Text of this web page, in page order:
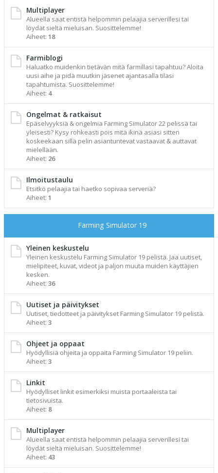
Multiplayer
Alueella saat entistä helpommin pelaajia serverillesi tai
löydät sieltä mieluisan. Suosittelemme!
Aiheet: 18
Farmiblogi
Haluatko muidenkin tietävän mitä farmillasi tapahtuu? Aloita
uusi aihe ja pidä muutkin jäsenet ajantasalla tilasi
tapahtumista. Suosittelemme!
Aiheet: 4
Ongelmat & ratkaisut
Epäselvyyksiä & ongelmia Farming Simulator 22 pelissä tai
yleisesti? Kysy rohkeasti pois mitä ikinä asiasi sitten
koskeekaan sillä pelin asiantuntevat vastaavat & auttavat
mielellään.
Aiheet: 26
Ilmoitustaulu
Etsitkö pelaajia tai haetko sopivaa serveriä?
Aiheet: 1
Farming Simulator 19
Yleinen keskustelu
Yleinen keskustelu Farming Simulator 19 pelistä. Jaa uutiset,
mielipiteet, kuvat, videot ja paljon muuta muiden käyttäjien
kesken.
Aiheet: 36
Uutiset ja päivitykset
Uutiset, tiedotteet ja päivitykset Farming Simulator 19 pelistä.
Aiheet: 3
Ohjeet ja oppaat
Hyödyllisiä ohjeita ja oppaita Farming Simulator 19 peliin.
Aiheet: 3
Linkit
Hyödylliset linkit esimerkiksi muista portaaleista tai
tietosivuista.
Aiheet: 8
Multiplayer
Alueella saat entistä helpommin pelaajia serverillesi tai
löydät sieltä mieluisan. Suosittelemme!
Aiheet: 43